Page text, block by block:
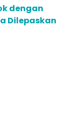
dengan
Dilepaskan